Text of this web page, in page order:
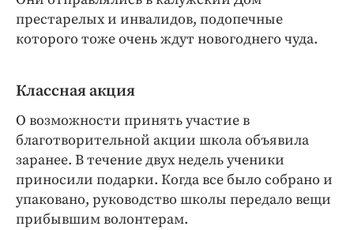
престарелых и инвалидов, подопечные
которого тоже очень ждут новогоднего чуда.
Классная акция
О возможности принять участие в
благотворительной акции школа объявила
заранее. В течение двух недель ученики
приносили подарки. Когда все было собрано и
упаковано, руководство школы передало вещи
прибывшим волонтерам.